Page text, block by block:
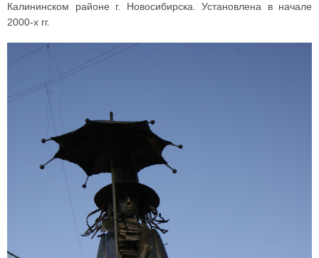
Калининском районе г. Новосибирска. Установлена в начале
2000-х гг.